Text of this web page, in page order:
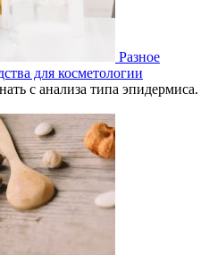
Разное
для косметологии
с анализа типа эпидермиса.